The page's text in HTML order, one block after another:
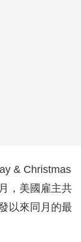
& Christmas
，美國雇主共
以來同月的最